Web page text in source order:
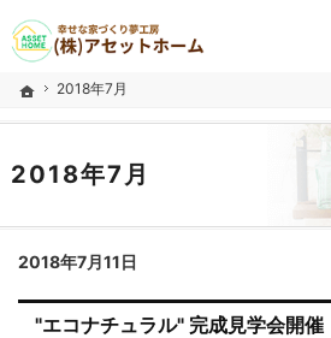
ホーム
2018年7月
2018年7月
米子市の注文住宅ならアセットホーム
幸せな家づくり夢工房 米子市で安心の一戸建て｜アセ
2018年7月11日
"エコナチュラル" 完成見学会開催